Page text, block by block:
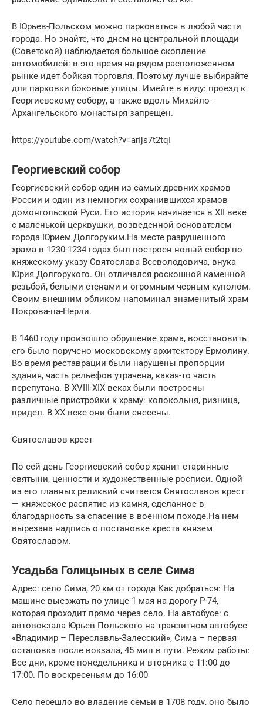
В Юрьев-Польском можно парковаться в любой части
города. Но знайте, что днем на центральной площади
(Советской) наблюдается большое скопление
автомобилей: в это время на рядом расположенном
рынке идет бойкая торговля. Поэтому лучше выбирайте
для парковки боковые улицы. Имейте в виду: проезд к
Георгиевскому собору, а также вдоль Михайло-
Архангельского монастыря запрещен.
https://youtube.com/watch?v=arIjs7t2tqI
Георгиевский собор
Георгиевский собор один из самых древних храмов
России и один из немногих сохранившихся храмов
домонгольской Руси. Его история начинается в XII веке
с маленькой церквушки, возведенной основателем
города Юрием Долгоруким.На месте разрушенного
храма в 1230-1234 годах был построен новый собор по
княжескому указу Святослава Всеволодовича, внука
Юрия Долгорукого. Он отличался роскошной каменной
резьбой, белыми стенами и огромным черным куполом.
Своим внешним обликом напоминал знаменитый храм
Покрова-на-Нерли.
В 1460 году произошло обрушение храма, восстановить
его было поручено московскому архитектору Ермолину.
Во время реставрации были нарушены пропорции
здания, часть рельефов утрачена, какая-то часть
перепутана. В XVIII-XIX веках были построены
различные пристройки к храму: колокольня, ризница,
придел. В XX веке они были снесены.
Святославов крест
По сей день Георгиевский собор хранит старинные
святыни, ценности и художественные росписи. Одной
из его главных реликвий считается Святославов крест
— княжеское распятие из камня, сделанное в
благодарность за спасение в военном походе.На нем
вырезана надпись о постановке креста князем
Святославом.
Усадьба Голицыных в селе Сима
Адрес: село Сима, 20 км от города Как добраться: На
машине выезжать по улице 1 мая на дорогу Р-74,
которая проходит прямо через село. На автобусе: с
автовокзала Юрьев-Польского на транзитном автобусе
«Владимир – Переславль-Залесский», Сима – первая
остановка после вокзала, 45 мин в пути. Режим работы:
Все дни, кроме понедельника и вторника с 11:00 до
17:00. По воскресеньям до 16:00
Село перешло во владение семьи в 1708 году, оно было